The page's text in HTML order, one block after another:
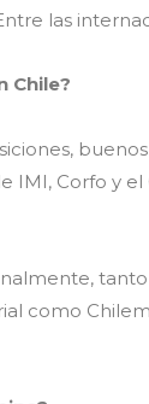
las
Chile?
IMI, Corfo y
como